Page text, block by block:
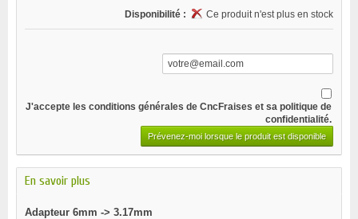
Disponibilité :
Ce produit n'est plus en stock
J'accepte les conditions générales de CncFraises et sa politique de
confidentialité.
Prévenez-moi lorsque le produit est disponible
En savoir plus
Adapteur 6mm -> 3.17mm